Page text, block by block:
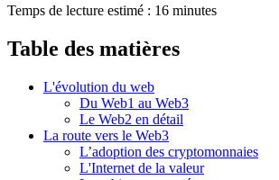
Temps de lecture estimé : 16 minutes
Table des matières
L'évolution du web
Du Web1 au Web3
Le Web2 en détail
La route vers le Web3
L’adoption des cryptomonnaies
L'Internet de la valeur